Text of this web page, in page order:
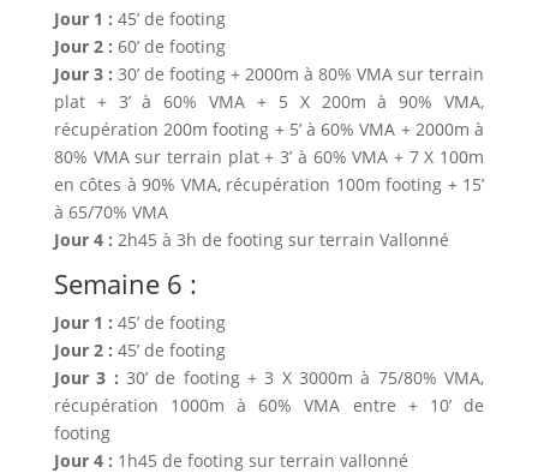
Jour 1 : 45’ de footing
Jour 2 : 60’ de footing
Jour 3 : 30’ de footing + 2000m à 80% VMA sur terrain
plat + 3’ à 60% VMA + 5 X 200m à 90% VMA,
récupération 200m footing + 5’ à 60% VMA + 2000m à
80% VMA sur terrain plat + 3’ à 60% VMA + 7 X 100m
en côtes à 90% VMA, récupération 100m footing + 15’
à 65/70% VMA
Jour 4 : 2h45 à 3h de footing sur terrain Vallonné
Semaine 6 :
Jour 1 : 45’ de footing
Jour 2 : 45’ de footing
Jour 3 : 30’ de footing + 3 X 3000m à 75/80% VMA,
récupération 1000m à 60% VMA entre + 10’ de
footing
Jour 4 : 1h45 de footing sur terrain vallonné